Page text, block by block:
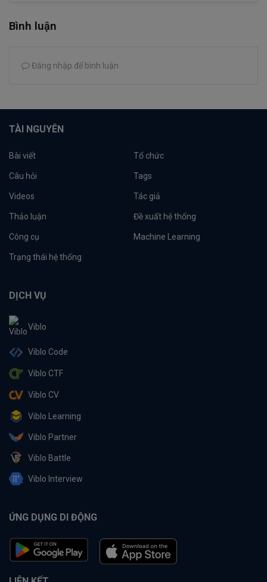
Bình luận
Đăng nhập để bình luận
TÀI NGUYÊN
Bài viết Tổ chức
Câu hỏi Tags
Videos Tác giả
Thảo luận Đề xuất hệ thống
Công cụ Machine Learning
Trạng thái hệ thống
DỊCH VỤ
Viblo
Viblo Code
Viblo CTF
Viblo CV
Viblo Learning
Viblo Partner
Viblo Battle
Viblo Interview
ỨNG DỤNG DI ĐỘNG